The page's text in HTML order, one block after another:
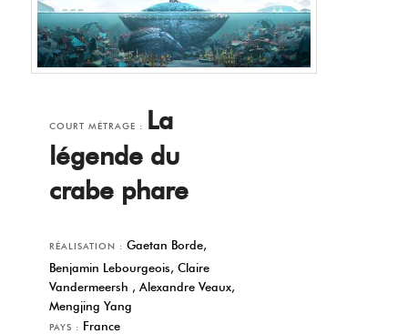
COURT MÉTRAGE :
La
légende du
crabe phare
RÉALISATION : Gaetan Borde,
Benjamin Lebourgeois, Claire
Vandermeersh , Alexandre Veaux,
Mengjing Yang
PAYS : France